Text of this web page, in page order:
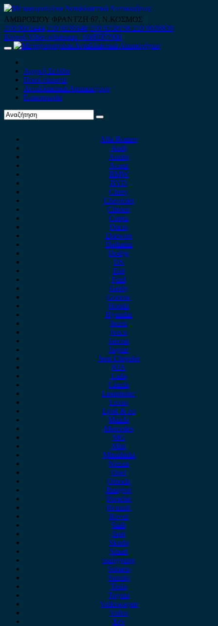
Skip
to
content
ΑΜΒΡΟΣΙΟΥ ΦΡΑΝΤΖΗ 67, Ν.ΚΟΣΜΟΣ
210 9012444 210 9239148 210 9238158 210 9026839
Κινητό-Viber-whatsapp : 6980507900
Primary
Αρχική Σελίδα
Ποιοί είμαστε
Ανταλλακτικά Αυτοκινήτων
Επικοινωνία
Alfa Romeo
Audi
Austin
Acura
BMW
BYD
Chery
Chevrolet
Citroen
Cupra
Dacia
Daewoo
Daihatsu
Dodge
DS
Fiat
Ford
Geely
Gonow
Honda
Hyundai
Isuzu
iveco
Jaecoo
Jaguar
Jeep Chrysler
KIA
Lada
Lancia
Leapmotor
Lexus
Lynk & co
Mazda
Mercedes
MG
Mini
Mitsubishi
Nissan
Opel
Omoda
Peugeot
Porsche
Renault
Rover
Saab
Seat
Skoda
Smart
ssangyong
Subaru
Suzuki
Tesla
Toyota
Volkswagen
Volvo
Xev